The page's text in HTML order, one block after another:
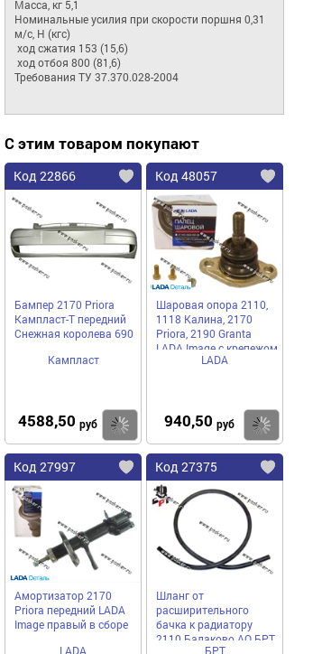
Масса, кг 5,1
Номинальные усилия при скорости поршня 0,31
м/с, Н (кгс)
Требования ТУ 37.370.028-2004
С этим товаром покупают
Код 22866
Бампер 2170 Priora
Кампласт-Т передний
Снежная королева 690
Кампласт
4588,50 руб Купить
Код 48057
Шаровая опора 2110,
1118 Калина, 2170
Priora, 2190 Granta
LADA Image с крепежом
LADA
940,50 руб
Код 27997
Амортизатор 2170
Priora передний LADA
Image правый в сборе
LADA
Код 27375
Шланг от
расширительного
бачка к радиатору
2110 Балаково АО БРТ
БРТ